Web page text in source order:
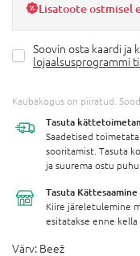
Lisatoote ostmisel
Soovin osta kaardi ja
lojaalsusprogrammi
Kaubakogus on piiratud.
Tasuta
Saadetised
sooritamist. Tasuta
ja suurema ostu
Tasuta Kättesaamine
Kiire järeletulemine
esitatakse enne kella
Värv: Beež